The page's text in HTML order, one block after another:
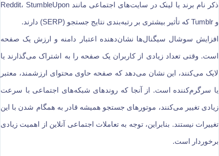
ذکر نام برند یا لینک در سایت‌های اجتماعی مانند Reddit، StumbleUpon
و Tumblr که تأثیر بیشتری بر رتبه‌بندی نتایج جستجو (SERP) دارند.
افزایش سوشال سیگنال‌ها نشان‌دهنده اعتبار دامنه و ارزش یک صفحه
است. وقتی تعداد زیادی از کاربران یک صفحه را به اشتراک می‌گذارند یا
لایک می‌کنند، این نشان می‌دهد که صفحه حاوی محتوای ارزشمند، معتبر
یا سرگرم‌کننده است. از آنجا که روندهای شبکه‌های اجتماعی با سرعت
زیادی تغییر می‌کنند، موتورهای جستجو همیشه قادر به همگام شدن با این
تغییرات نیستند. بنابراین، توجه به تعاملات اجتماعی آنلاین از اهمیت زیادی
برخوردار است.